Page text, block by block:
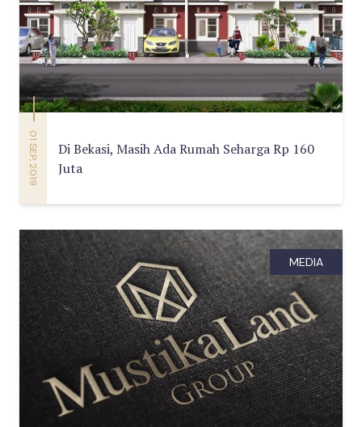
01 SEP, 2019
Di Bekasi, Masih Ada Rumah Seharga Rp 160
Juta
MEDIA